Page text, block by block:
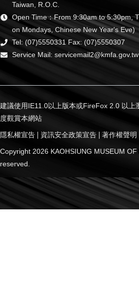
Taiwan, R.O.C.
Open Time：From 9:30am to 5:30pm,
on Mondays, Chinese New Year's Eve)
Tel: (07)5550331 Fax: (07)5550307
Service Mail: servicemail2@kmfa.gov.tw
建議使用IE11.0以上版本或FireFox 2.0 以上
度觀賞本網站
隱私權宣告 資訊安全政策宣告 著作權聲明
Copyright 2026 KAOHSIUNG MUSEUM OF
reserved.